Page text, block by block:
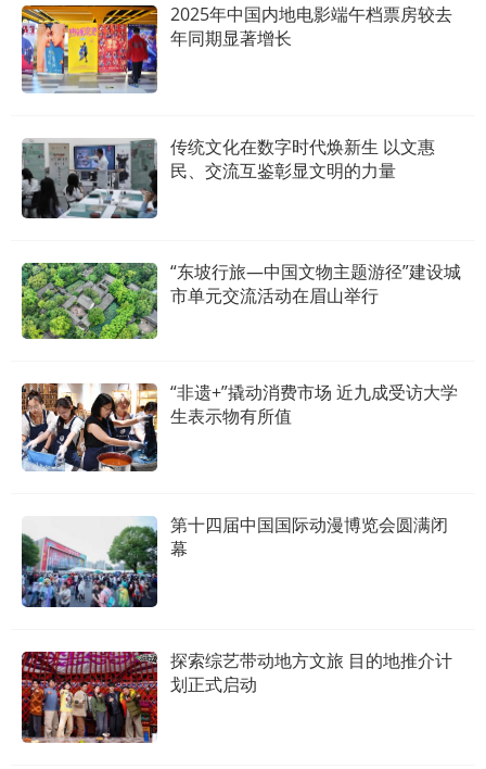
2025年中国内地电影端午档票房较去
年同期显著增长
传统文化在数字时代焕新生 以文惠
民、交流互鉴彰显文明的力量
“东坡行旅—中国文物主题游径”建设城
市单元交流活动在眉山举行
“非遗+”撬动消费市场 近九成受访大学
生表示物有所值
第十四届中国国际动漫博览会圆满闭
幕
探索综艺带动地方文旅 目的地推介计
划正式启动